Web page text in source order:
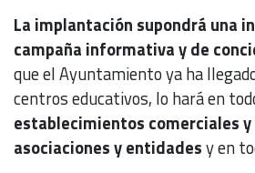
La implantación supondrá una
campaña informativay de
que el Ayuntamiento ya ha
centros educativos, lo hará en
establecimientos comerciales
asociaciones y entidadesy en